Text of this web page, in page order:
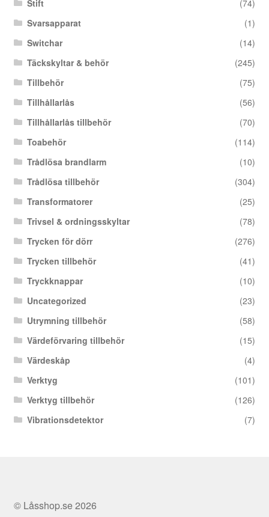
Stift
(74)
Svarsapparat
(1)
Switchar
(14)
Täckskyltar & behör
(245)
Tillbehör
(75)
Tillhållarlås
(56)
Tillhållarlås tillbehör
(70)
Toabehör
(114)
Trådlösa brandlarm
(10)
Trådlösa tillbehör
(304)
Transformatorer
(25)
Trivsel & ordningsskyltar
(78)
Trycken för dörr
(276)
Trycken tillbehör
(41)
Tryckknappar
(10)
Uncategorized
(23)
Utrymning tillbehör
(58)
Värdeförvaring tillbehör
(15)
Värdeskåp
(4)
Verktyg
(101)
Verktyg tillbehör
(126)
Vibrationsdetektor
(7)
© Låsshop.se 2026